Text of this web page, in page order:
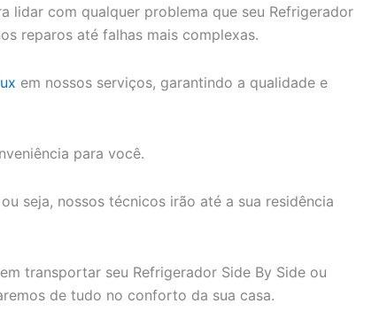
lidar com qualquer problema que seu Refrigerador
reparos até falhas mais complexas.
em nossos serviços, garantindo a qualidade e
para você.
seja, nossos técnicos irão até a sua residência
transportar seu Refrigerador Side By Side ou
de tudo no conforto da sua casa.